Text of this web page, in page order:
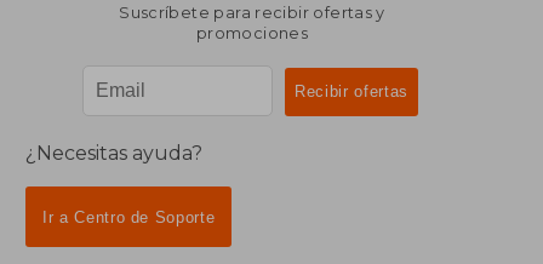
Suscríbete para recibir ofertas y
promociones
¿Necesitas ayuda?
Ir a Centro de Soporte